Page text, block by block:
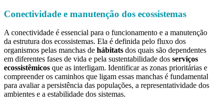
Conectividade e manutenção dos ecossistemas
A conectividade é essencial para o funcionamento e a manutenção
da estrutura dos ecossistemas. Ela é definida pelo fluxo dos
organismos pelas manchas de hábitats dos quais são dependentes
em diferentes fases de vida e pela sustentabilidade dos serviços
ecossistêmicos que as interligam. Identificar as zonas prioritárias e
compreender os caminhos que ligam essas manchas é fundamental
para avaliar a persistência das populações, a representatividade dos
ambientes e a estabilidade dos sistemas.